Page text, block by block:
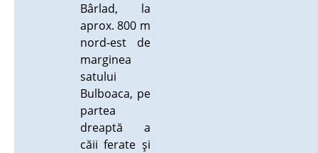
Bârlad, la
aprox. 800 m
nord-est de
marginea
satului
Bulboaca, pe
partea
dreaptă a
căii ferate şi